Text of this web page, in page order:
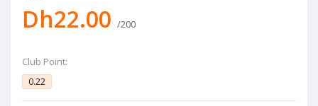
Dh22.00 /200
Club Point:
0.22